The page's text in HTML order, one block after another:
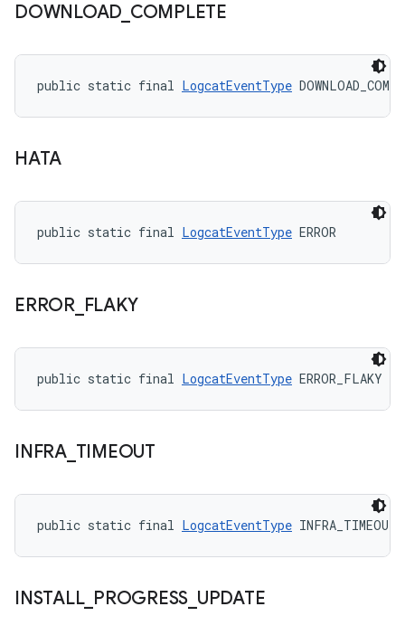
DOWNLOAD COMPLETE
public static final LogcatEventType
HATA
public static final LogcatEventType ERROR
ERROR_ FLAKY
public static final LogcatEventType ERROR_FLAKY
INFRA_ TIMEOUT
public static final LogcatEventType INFRA_TIMEOUT
INSTALL_ PROGRESS UPDATE